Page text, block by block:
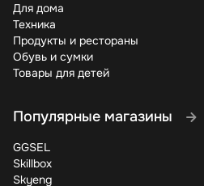
Диске. Например, некоторые
на КиноПоиске HD для премиум-
несколько недель раньше
музыкальном сервисе доступны
и концерты в высоком качестве.
Управлять одной подпиской
несколькими отдельными. Все
одном разделе, платежи
в разное время месяца. В
отслеживать, какие сервисы
Для дома
Техника
Продукты и рестораны
Обувь и сумки
Товары для детей
Популярные магазины
GGSEL
Skillbox
Skyeng